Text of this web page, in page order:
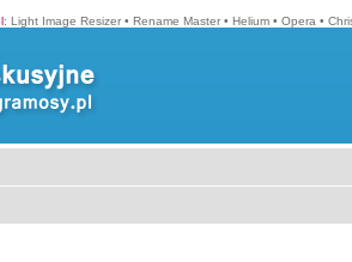
: Light Image Resizer • Rename Master • Helium • Opera •